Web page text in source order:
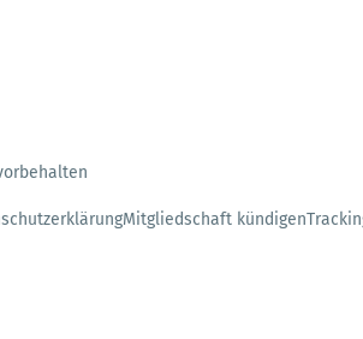
Mitgliedschaft kündigen